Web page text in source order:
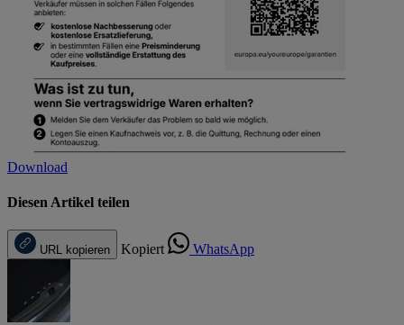
Download
Diesen Artikel teilen
URL kopieren Kopiert WhatsApp